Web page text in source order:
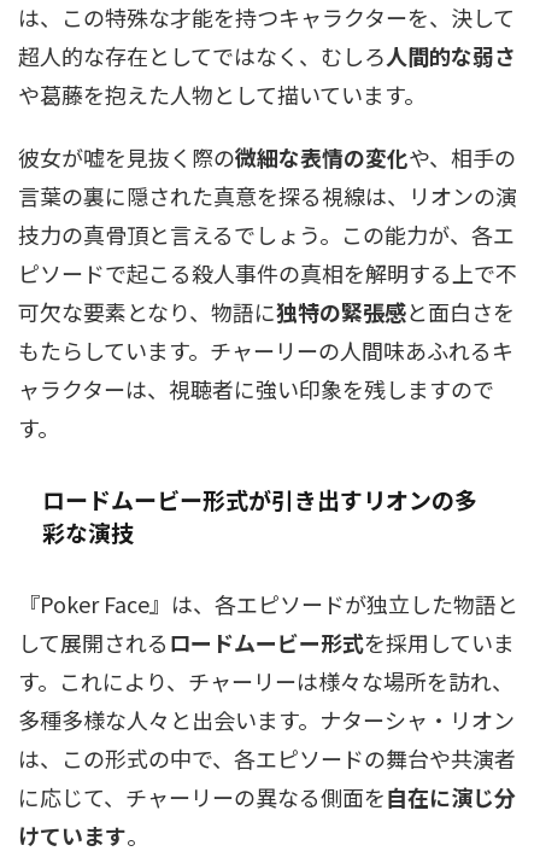
は、この特殊な才能を持つキャラクターを、決して
超人的な存在としてではなく、むしろ人間的な弱さ
や葛藤を抱えた人物として描いています。
彼女が嘘を見抜く際の微細な表情の変化や、相手の
言葉の裏に隠された真意を探る視線は、リオンの演
技力の真骨頂と言えるでしょう。この能力が、各エ
ピソードで起こる殺人事件の真相を解明する上で不
可欠な要素となり、物語に独特の緊張感と面白さを
もたらしています。チャーリーの人間味あふれるキ
ャラクターは、視聴者に強い印象を残しますので
す。
ロードムービー形式が引き出すリオンの多
彩な演技
『Poker Face』は、各エピソードが独立した物語と
して展開されるロードムービー形式を採用していま
す。これにより、チャーリーは様々な場所を訪れ、
多種多様な人々と出会います。ナターシャ・リオン
は、この形式の中で、各エピソードの舞台や共演者
に応じて、チャーリーの異なる側面を自在に演じ分
けています。